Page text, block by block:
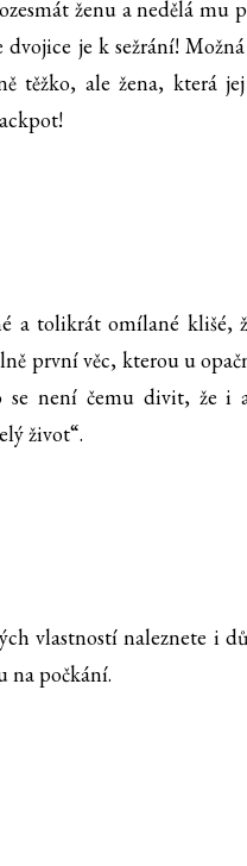
ženu a nedělá
je k sežrání! Možná
těžko, ale žena, která jej
a tolikrát omílané klišé,
první věc, kterou u
není čemu divit, že i
život“.
vlastností naleznete i
na počkání.